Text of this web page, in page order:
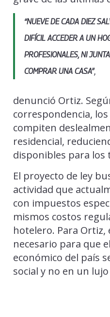
“NUEVE DE CADA DIEZ
DIFÍCIL ACCEDER A UN
PROFESIONALES, NI
COMPRAR UNA CASA”,
denunció Ortiz.
correspondencia,
compiten
residencial,
disponibles para los
El proyecto de ley
actividad que
con impuestos
mismos costos
hotelero. Para Ortiz,
necesario para que
económico del país
social y no en un